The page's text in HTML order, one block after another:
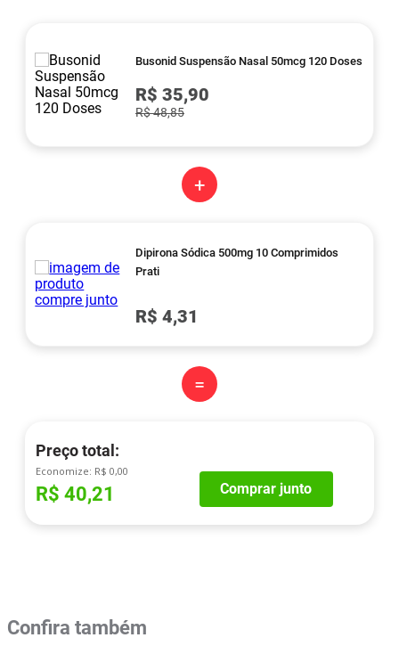
Busonid Suspensão Nasal 50mcg 120 Doses
R$ 35,90
R$ 48,85
+
Dipirona Sódica 500mg 10 Comprimidos
Prati
R$ 4,31
=
Preço total:
Economize: R$ 0,00
R$ 40,21 Comprar junto
Confira também